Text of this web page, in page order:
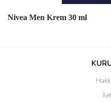
Nivea Men Krem 30 ml
Bu ürüne ilk
Ürün resmi kalitesiz, bozuk